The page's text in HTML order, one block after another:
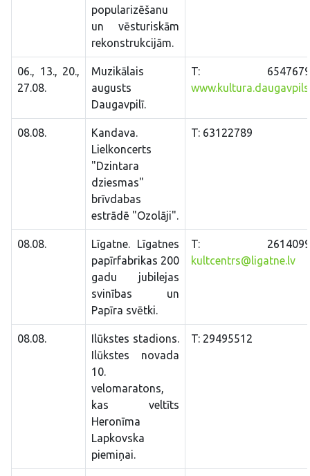
popularizēšanu
un vēsturiskām
rekonstrukcijām.
06., 13., 20.,
27.08.
Muzikālais
augusts
Daugavpilī.
T:
08.08.
Kandava.
Lielkoncerts
"Dzintara
dziesmas"
brīvdabas
estrādē "Ozolāji".
T: 63122789
08.08.
Līgatne. Līgatnes
papīrfabrikas 200
gadu jubilejas
svinības un
Papīra svētki.
T:
kultcentrs@ligatne.lv
08.08.
Ilūkstes stadions.
Ilūkstes novada
10.
velomaratons,
kas veltīts
Heronīma
Lapkovska
piemiņai.
T: 29495512